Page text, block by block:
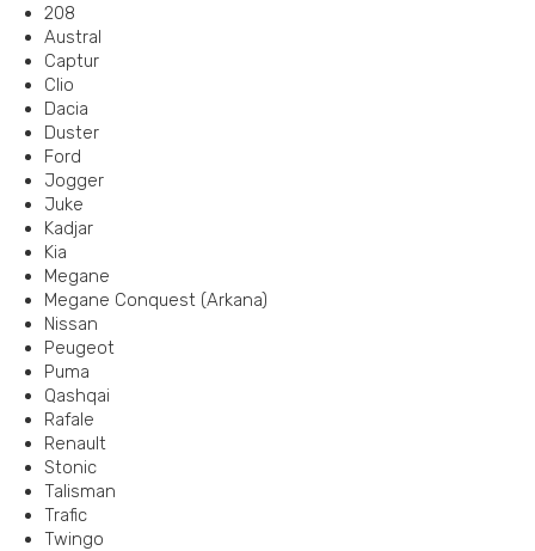
208
Austral
Captur
Clio
Dacia
Duster
Ford
Jogger
Juke
Kadjar
Kia
Megane
Megane Conquest (Arkana)
Nissan
Peugeot
Puma
Qashqai
Rafale
Renault
Stonic
Talisman
Trafic
Twingo